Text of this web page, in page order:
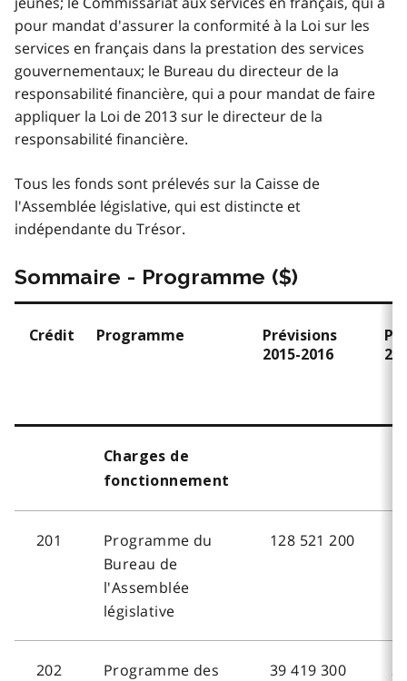
pour mandat d'assurer la conformité à la Loi sur les
services en français dans la prestation des services
gouvernementaux; le Bureau du directeur de la
responsabilité financière, qui a pour mandat de faire
appliquer la Loi de 2013 sur le directeur de la
responsabilité financière.
Tous les fonds sont prélevés sur la Caisse de
l'Assemblée législative, qui est distincte et
indépendante du Trésor.
Sommaire - Programme ($)
Crédit Programme
Prévisions
2015-2016
Charges de
fonctionnement
201
Programme du
Bureau de
l'Assemblée
législative
128 521 200
202
Programme des
39 419 300